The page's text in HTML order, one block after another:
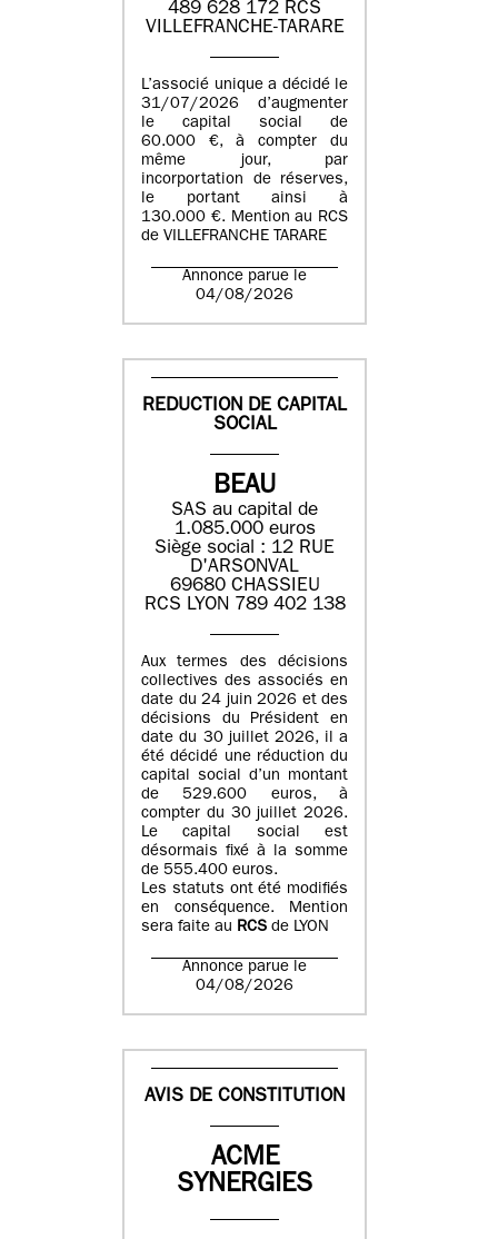
489 628 172 RCS
VILLEFRANCHE-TARARE
L’associé unique a décidé le
31/07/2026 d’augmenter
le capital social de
60.000 €, à compter du
même jour, par
incorportation de réserves,
le portant ainsi à
130.000 €. Mention au RCS
de VILLEFRANCHE TARARE
Annonce parue le
04/08/2026
REDUCTION DE CAPITAL
SOCIAL
BEAU
SAS au capital de
1.085.000 euros
Siège social : 12 RUE
D'ARSONVAL
69680 CHASSIEU
RCS LYON 789 402 138
Aux termes des décisions
collectives des associés en
date du 24 juin 2026 et des
décisions du Président en
date du 30 juillet 2026, il a
été décidé une réduction du
capital social d’un montant
de 529.600 euros, à
compter du 30 juillet 2026.
Le capital social est
désormais fixé à la somme
de 555.400 euros.
Les statuts ont été modifiés
en conséquence. Mention
sera faite au RCS de LYON
Annonce parue le
04/08/2026
AVIS DE CONSTITUTION
ACME
SYNERGIES